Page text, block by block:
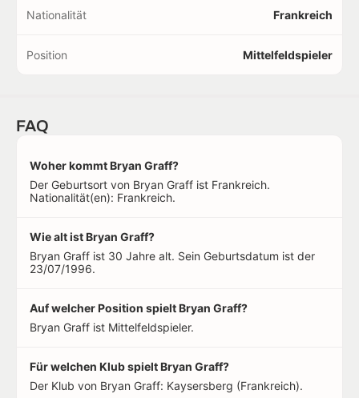
Nationalität Frankreich
Position Mittelfeldspieler
FAQ
Woher kommt Bryan Graff?
Der Geburtsort von Bryan Graff ist Frankreich.
Nationalität(en): Frankreich.
Wie alt ist Bryan Graff?
Bryan Graff ist 30 Jahre alt. Sein Geburtsdatum ist der
23/07/1996.
Auf welcher Position spielt Bryan Graff?
Bryan Graff ist Mittelfeldspieler.
Für welchen Klub spielt Bryan Graff?
Der Klub von Bryan Graff: Kaysersberg (Frankreich).